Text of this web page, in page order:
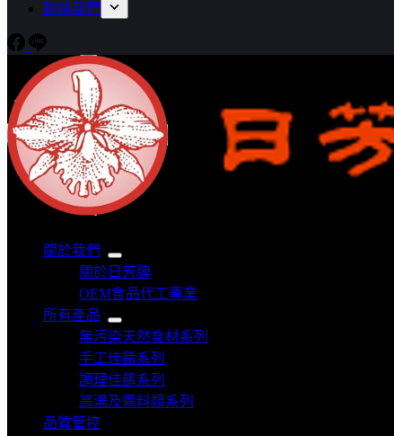
聯絡我們
關於我們
關於日芳牌
OEM食品代工專業
所有產品
無污染天然食材系列
手工佳餚系列
調理佳餚系列
高湯及醬料類系列
品質管控